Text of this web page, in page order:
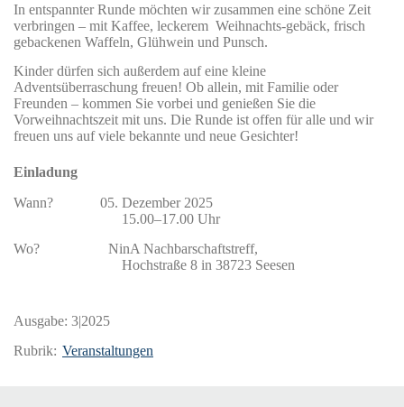
In entspannter Runde möchten wir zusammen eine schöne Zeit
verbringen – mit Kaffee, leckerem Weihnachts-gebäck, frisch
gebackenen Waffeln, Glühwein und Punsch.
Kinder dürfen sich außerdem auf eine kleine
Adventsüberraschung freuen! Ob allein, mit Familie oder
Freunden – kommen Sie vorbei und genießen Sie die
Vorweihnachtszeit mit uns. Die Runde ist offen für alle und wir
freuen uns auf viele bekannte und neue Gesichter!
Einladung
Wann? 05. Dezember 2025
15.00–17.00 Uhr
Wo? NinA Nachbarschaftstreff,
Hochstraße 8 in 38723 Seesen
Ausgabe: 3|2025
Rubrik: Veranstaltungen